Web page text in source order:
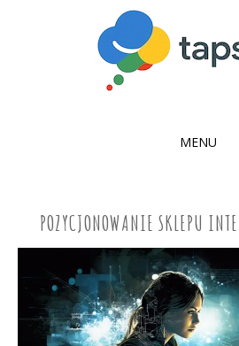
MENU
CONTENT
POZYCJONOWANIE SKLEPU